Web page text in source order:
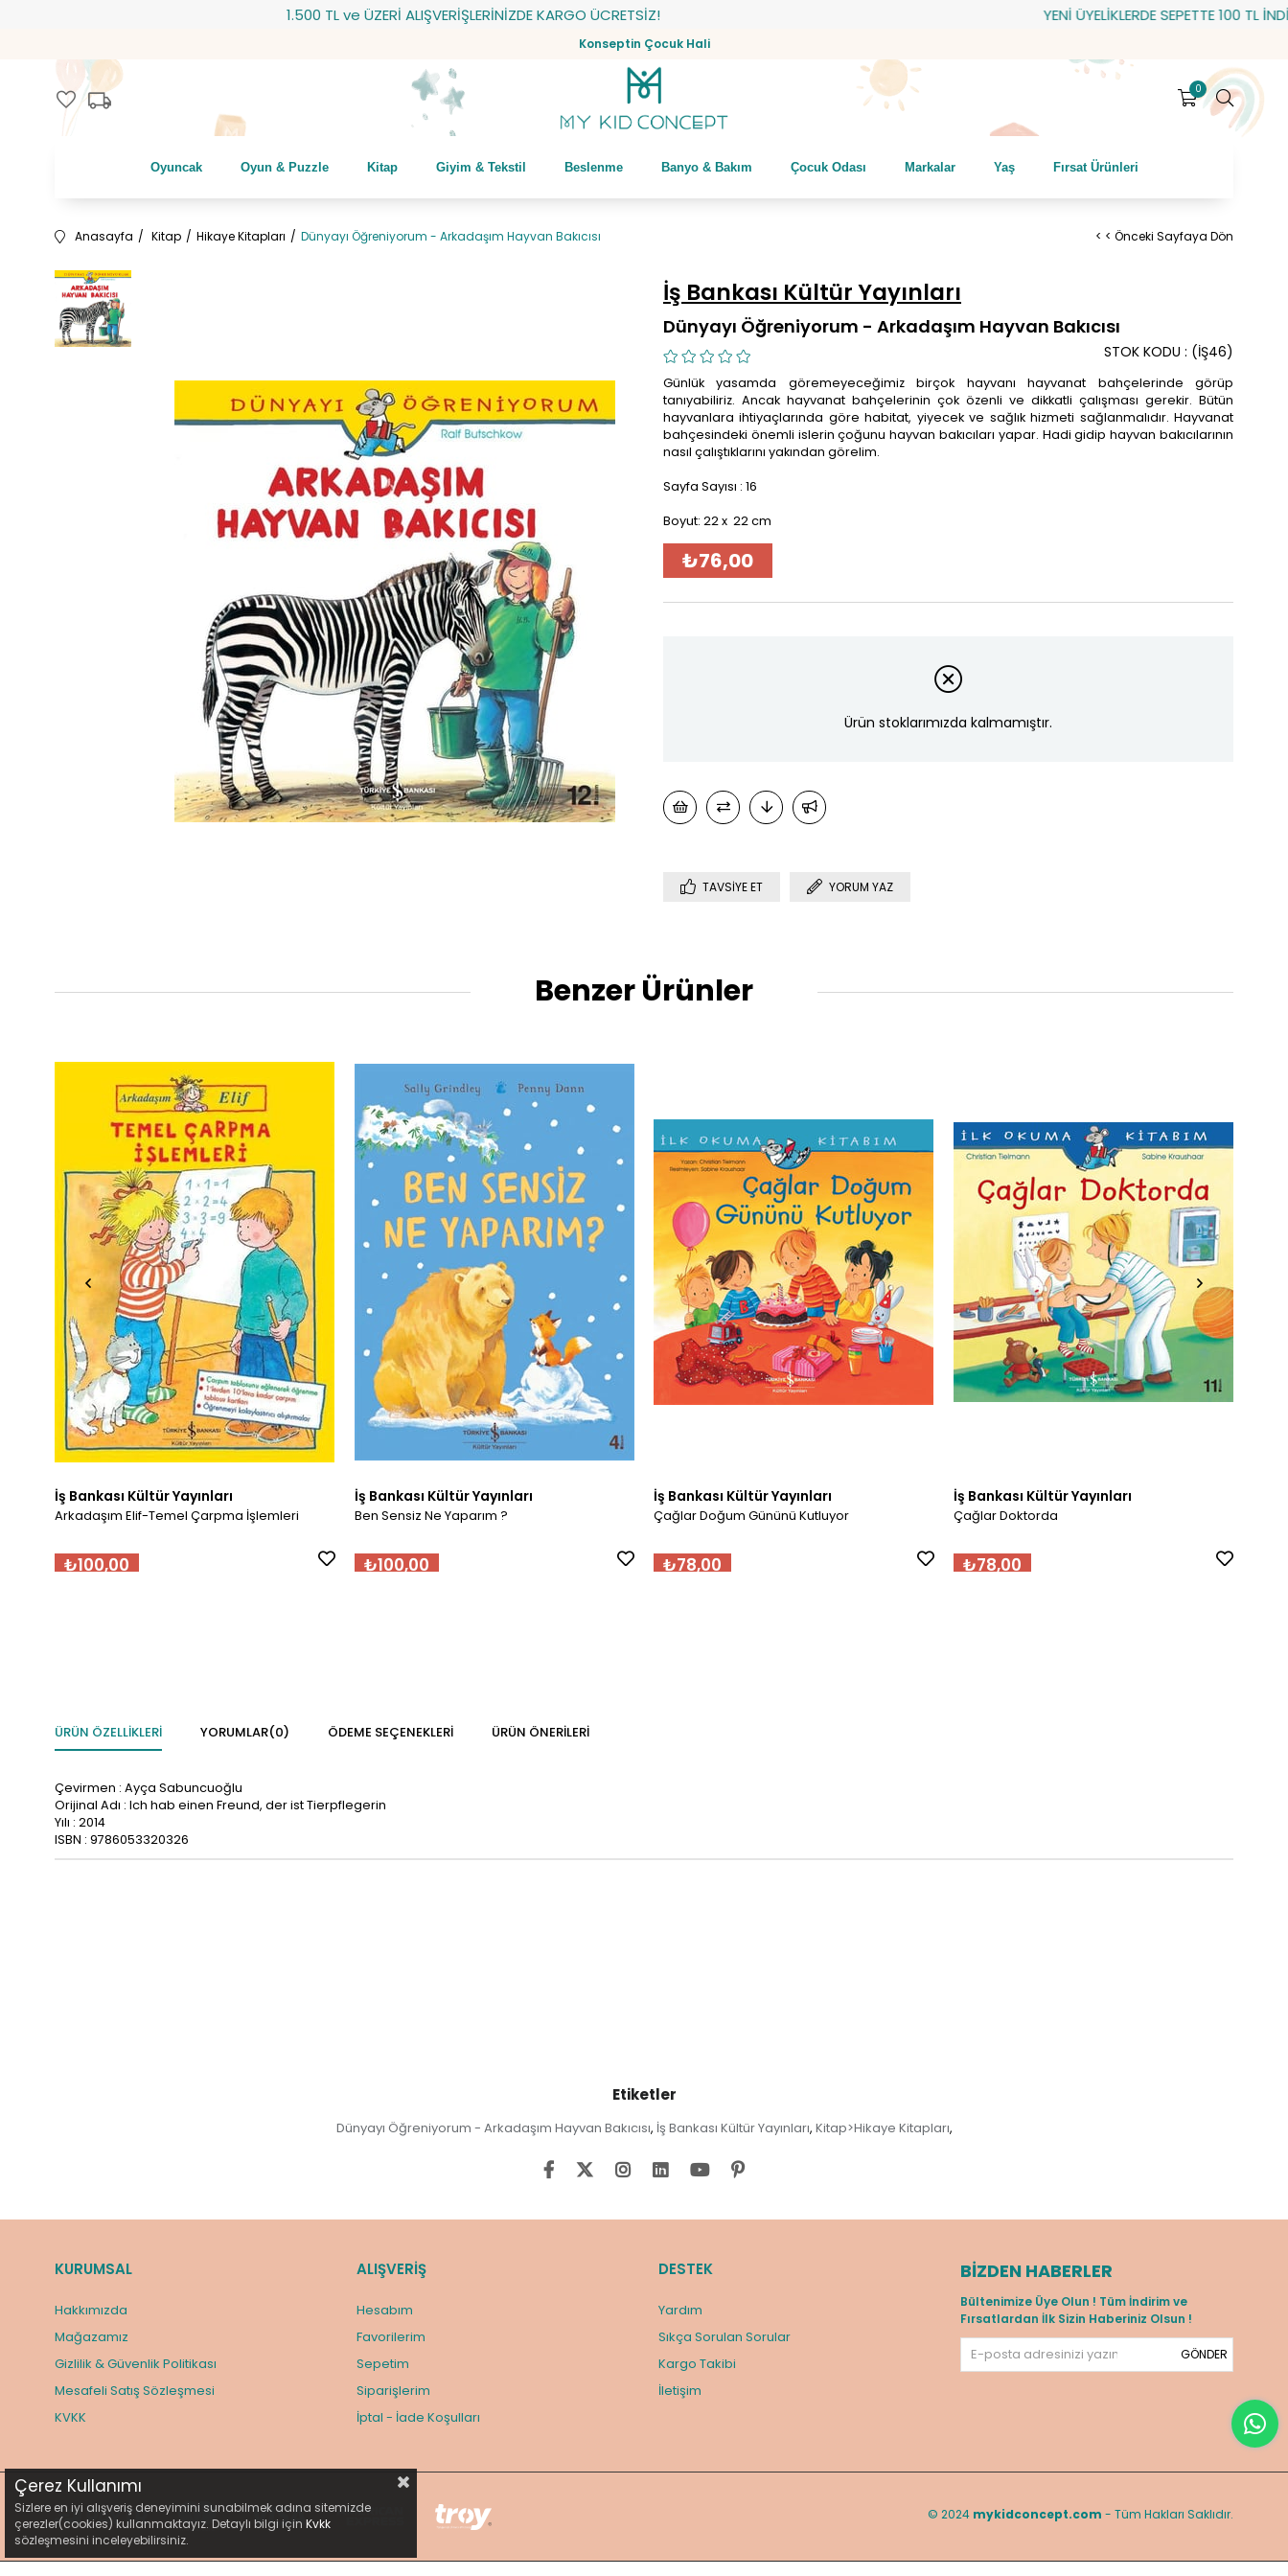
1.500 TL ve ÜZERİ ALIŞVERİŞLERİNİZDE KARGO ÜCRETSİZ! YENİ ÜYELİKLERDE SEPETTE 100 TL İNDİRİM!
Konseptin Çocuk Hali
favorite local_shipping 0
Oyuncak Oyun & Puzzle Kitap Giyim & Tekstil Beslenme Banyo & Bakım Çocuk Odası Markalar Yaş Fırsat Ürünleri
Anasayfa Kitap Hikaye Kitapları Dünyayı Öğreniyorum - Arkadaşım Hayvan Bakıcısı < < Önceki Sayfaya Dön
İş Bankası Kültür Yayınları
Dünyayı Öğreniyorum - Arkadaşım Hayvan Bakıcısı
(İŞ46)
STOK KODU
Günlük yasamda göremeyeceğimiz birçok hayvanı hayvanat bahçelerinde görüp
tanıyabiliriz. Ancak hayvanat bahçelerinin çok özenli ve dikkatli çalışması gerekir. Bütün
hayvanlara ihtiyaçlarında göre habitat, yiyecek ve sağlık hizmeti sağlanmalıdır. Hayvanat
bahçesindeki önemli islerin çoğunu hayvan bakıcıları yapar. Hadi gidip hayvan bakıcılarının
nasıl çalıştıklarını yakından görelim.
Sayfa Sayısı : 16
Boyut: 22 x 22 cm
₺76,00
Ürün stoklarımızda kalmamıştır.
TAVSIYE ET YORUM YAZ
Benzer Ürünler
İş Bankası Kültür Yayınları
Arkadaşım Elif-Temel Çarpma İşlemleri
₺100,00
İş Bankası Kültür Yayınları
Ben Sensiz Ne Yaparım ?
₺100,00
İş Bankası Kültür Yayınları
Çağlar Doğum Gününü Kutluyor
₺78,00
İş Bankası Kültür Yayınları
Çağlar Doktorda
₺78,00
ÜRÜN ÖZELLIKLERI YORUMLAR(0) ÖDEME SEÇENEKLERI ÜRÜN ÖNERILERI
Çevirmen : Ayça Sabuncuoğlu
Orijinal Adı : Ich hab einen Freund, der ist Tierpflegerin
Yılı : 2014
ISBN : 9786053320326
Etiketler
Dünyayı Öğreniyorum - Arkadaşım Hayvan Bakıcısı, İş Bankası Kültür Yayınları, Kitap>Hikaye Kitapları,
KURUMSAL
Hakkımızda
Mağazamız
Gizlilik & Güvenlik Politikası
Mesafeli Satış Sözleşmesi
KVKK
ALIŞVERİŞ
Hesabım
Favorilerim
Sepetim
Siparişlerim
İptal - İade Koşulları
DESTEK
Yardım
Sıkça Sorulan Sorular
Kargo Takibi
İletişim
BIZDEN HABERLER
Bültenimize Üye Olun ! Tüm İndirim ve
Fırsatlardan İlk Sizin Haberiniz Olsun !
GÖNDER
© 2024 mykidconcept.com - Tüm Hakları Saklıdır.
Çerez Kullanımı
Sizlere en iyi alışveriş deneyimini sunabilmek adına sitemizde
çerezler(cookies) kullanmaktayız. Detaylı bilgi için Kvkk
sözleşmesini inceleyebilirsiniz.